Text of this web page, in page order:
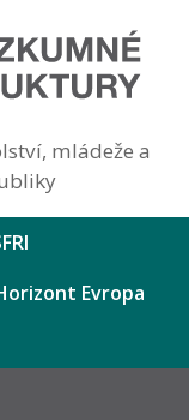
mládeže a
Evropa